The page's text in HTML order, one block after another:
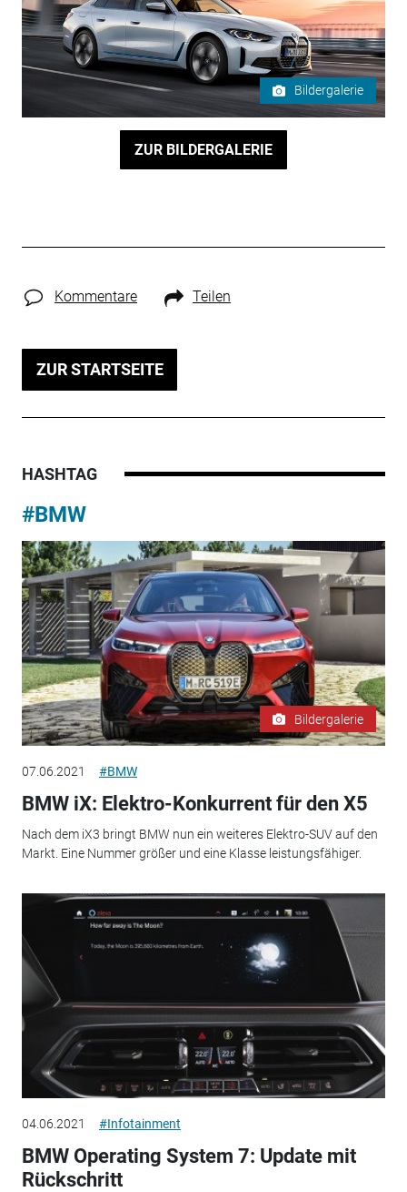
Bildergalerie
ZUR BILDERGALERIE
Kommentare Teilen
ZUR STARTSEITE
HASHTAG
#BMW
Bildergalerie
07.06.2021 #BMW
BMW iX: Elektro-Konkurrent für den X5
Nach dem iX3 bringt BMW nun ein weiteres Elektro-SUV auf den
Markt. Eine Nummer größer und eine Klasse leistungsfähiger.
04.06.2021 #Infotainment
BMW Operating System 7: Update mit
Rückschritt